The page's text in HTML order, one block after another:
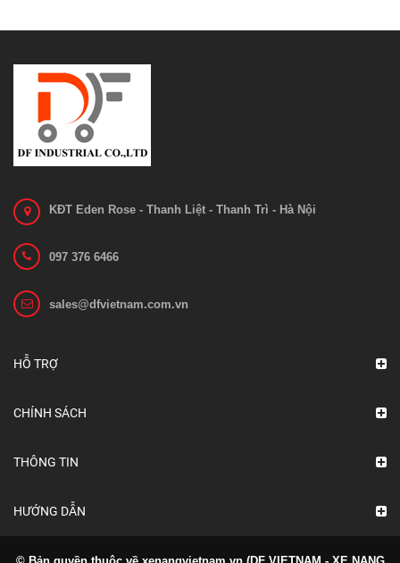
KĐT Eden Rose - Thanh Liệt - Thanh Trì - Hà Nội
097 376 6466
sales@dfvietnam.com.vn
HỖ TRỢ
CHÍNH SÁCH
THÔNG TIN
HƯỚNG DẪN
© Bản quyền thuộc về xenangvietnam.vn (DF VIETNAM - XE NANG